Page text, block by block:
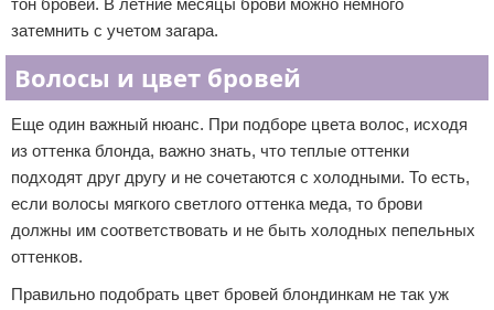
тон бровей. В летние месяцы брови можно немного
затемнить с учетом загара.
Волосы и цвет бровей
Еще один важный нюанс. При подборе цвета волос, исходя
из оттенка блонда, важно знать, что теплые оттенки
подходят друг другу и не сочетаются с холодными. То есть,
если волосы мягкого светлого оттенка меда, то брови
должны им соответствовать и не быть холодных пепельных
оттенков.
Правильно подобрать цвет бровей блондинкам не так уж